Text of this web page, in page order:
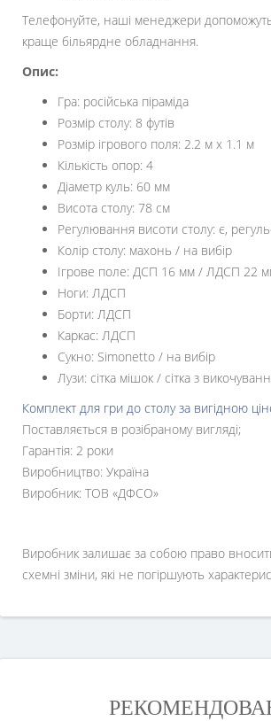
Телефонуйте, наші менеджери
краще більярдне обладнання.
Опис:
Гра: російська піраміда
Розмір столу: 8 футів
Розмір ігрового поля: 2.2 м х 1.1 м
Кількість опор: 4
Діаметр куль: 60 мм
Висота столу: 78 см
Регулювання висоти столу: є,
Колір столу: махонь / на вибір
Ігрове поле: ДСП 16 мм / ЛДСП 22
Ноги: ЛДСП
Борти: ЛДСП
Каркас: ЛДСП
Сукно: Simonetto / на вибір
Лузи: сітка мішок / сітка з
Комплект для гри до столу за вигідною
Поставляється в розібраному вигляді;
Гарантія: 2 роки
Виробництво: Україна
Виробник: ТОВ «ДФСО»
Виробник залишає за собою право вносити
схемні зміни, які не погіршують